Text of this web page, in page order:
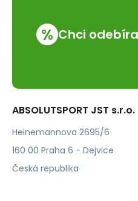
% Chci
ABSOLUTSPORT JST s.r.o.
Heinemannova 2695/6
160 00 Praha 6 - Dejvice
Česká republika